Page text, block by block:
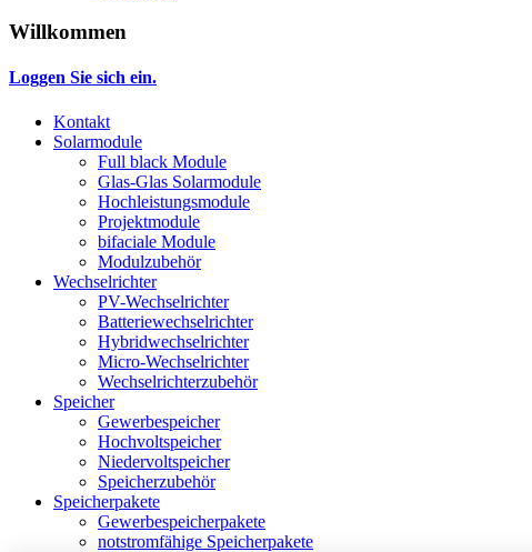
Willkommen
Loggen Sie sich ein.
Kontakt
Solarmodule
Full black Module
Glas-Glas Solarmodule
Hochleistungsmodule
Projektmodule
bifaciale Module
Modulzubehör
Wechselrichter
PV-Wechselrichter
Batteriewechselrichter
Hybridwechselrichter
Micro-Wechselrichter
Wechselrichterzubehör
Speicher
Gewerbespeicher
Hochvoltspeicher
Niedervoltspeicher
Speicherzubehör
Speicherpakete
Gewerbespeicherpakete
notstromfähige Speicherpakete